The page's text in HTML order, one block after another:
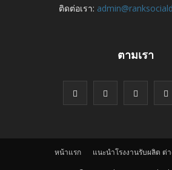
ติดต่อเรา:
ตามเรา
หน้าแรก แนะนำโรงงานรับผลิต ต่า